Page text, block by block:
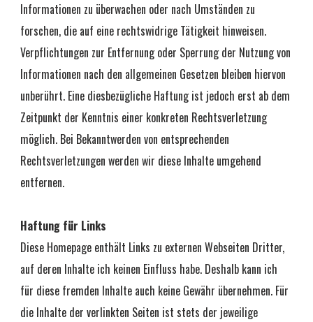
Informationen zu überwachen oder nach Umständen zu
forschen, die auf eine rechtswidrige Tätigkeit hinweisen.
Verpflichtungen zur Entfernung oder Sperrung der Nutzung von
Informationen nach den allgemeinen Gesetzen bleiben hiervon
unberührt. Eine diesbezügliche Haftung ist jedoch erst ab dem
Zeitpunkt der Kenntnis einer konkreten Rechtsverletzung
möglich. Bei Bekanntwerden von entsprechenden
Rechtsverletzungen werden wir diese Inhalte umgehend
entfernen.
Haftung für Links
Diese Homepage enthält Links zu externen Webseiten Dritter,
auf deren Inhalte ich keinen Einfluss habe. Deshalb kann ich
für diese fremden Inhalte auch keine Gewähr übernehmen. Für
die Inhalte der verlinkten Seiten ist stets der jeweilige